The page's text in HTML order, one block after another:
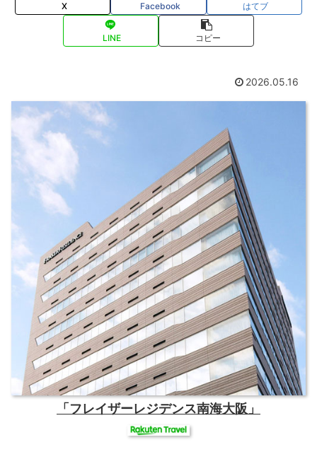
X Facebook はてブ
LINE コピー
2026.05.16
「フレイザーレジデンス南海大阪」